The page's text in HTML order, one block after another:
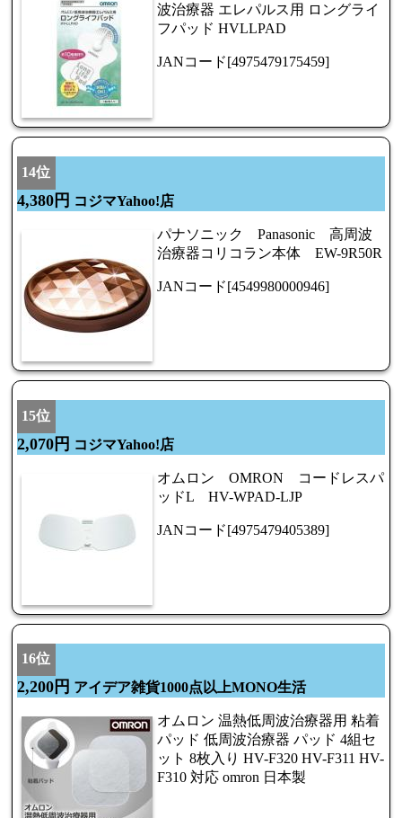
波治療器 エレパルス用 ロングライ
フパッド HVLLPAD
JANコード[4975479175459]
14位
4,380円 コジマYahoo!店
パナソニック Panasonic 高周波
治療器コリコラン本体 EW-9R50R
JANコード[4549980000946]
15位
2,070円 コジマYahoo!店
オムロン OMRON コードレスパ
ッドL HV-WPAD-LJP
JANコード[4975479405389]
16位
2,200円 アイデア雑貨1000点以上MONO生活
オムロン 温熱低周波治療器用 粘着
パッド 低周波治療器 パッド 4組セ
ット 8枚入り HV-F320 HV-F311 HV-
F310 対応 omron 日本製